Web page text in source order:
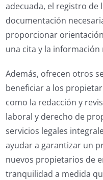
adecuada, el registro de
documentación
proporcionar
una cita y la información
Además, ofrecen otros
beneficiar a los
como la redacción y
laboral y derecho de
servicios legales
ayudar a garantizar un
nuevos propietarios de
tranquilidad a medida